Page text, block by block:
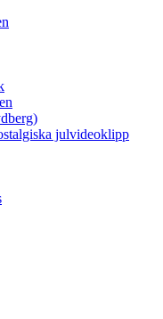
julvideoklipp